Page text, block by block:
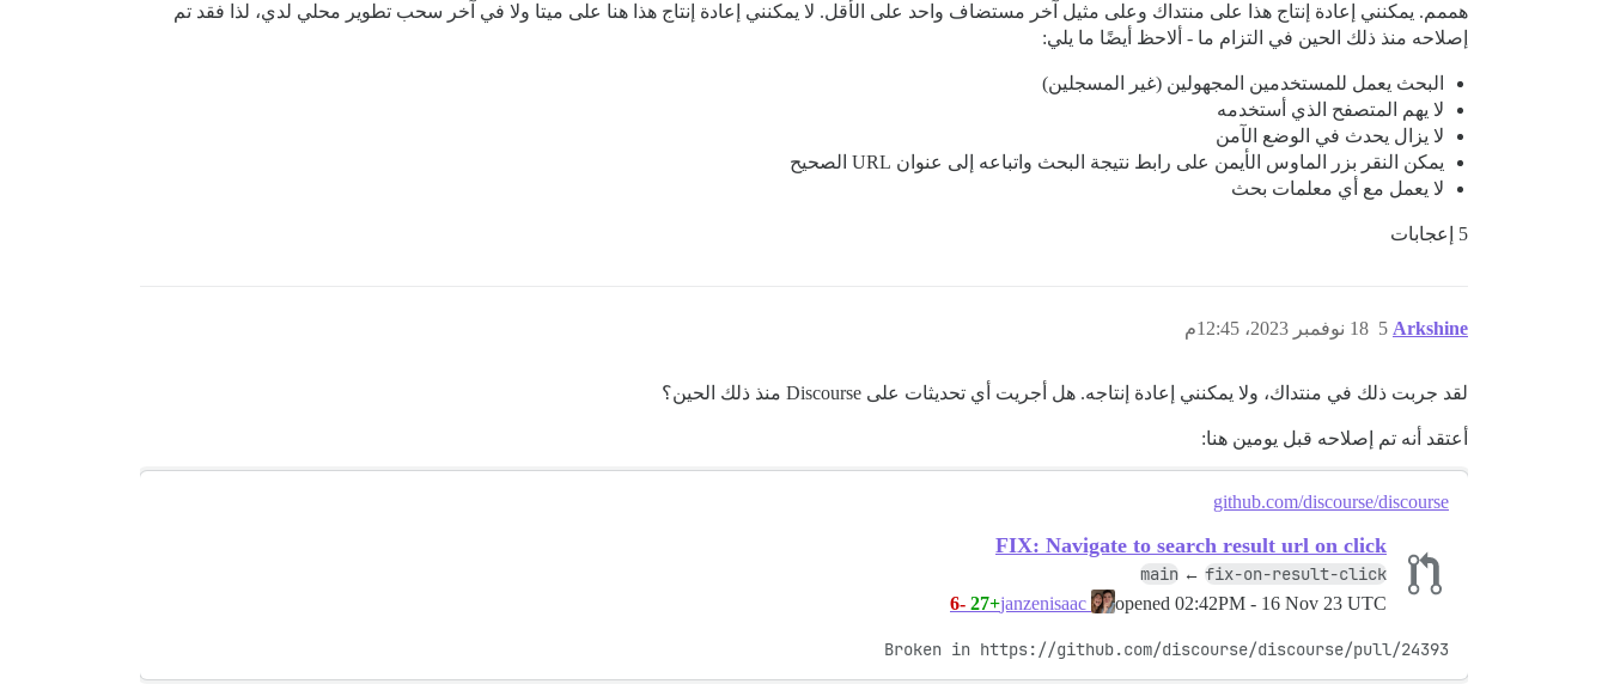
هممم. يمكنني إعادة إنتاج هذا على منتداك وعلى مثيل آخر مستضاف واحد على الأقل. لا يمكنني إعادة إنتاج هذا هنا على ميتا ولا في آخر سحب تطوير محلي لدي، لذا فقد تم
إصلاحه منذ ذلك الحين في التزام ما - ألاحظ أيضًا ما يلي:
البحث يعمل للمستخدمين المجهولين (غير المسجلين)
لا يهم المتصفح الذي أستخدمه
لا يزال يحدث في الوضع الآمن
يمكن النقر بزر الماوس الأيمن على رابط نتيجة البحث واتباعه إلى عنوان URL الصحيح
لا يعمل مع أي معلمات بحث
5 إعجابات
Arkshine 18 نوفمبر 2023، 12:45م 5
لقد جربت ذلك في منتداك، ولا يمكنني إعادة إنتاجه. هل أجريت أي تحديثات على Discourse منذ ذلك الحين؟
أعتقد أنه تم إصلاحه قبل يومين هنا:
github.com/discourse/discourse
FIX: Navigate to search result url on click
main ← fix-on-result-click
opened 02:42PM - 16 Nov 23 UTC
+27
-6
Broken in https://github.com/discourse/discourse/pull/24393